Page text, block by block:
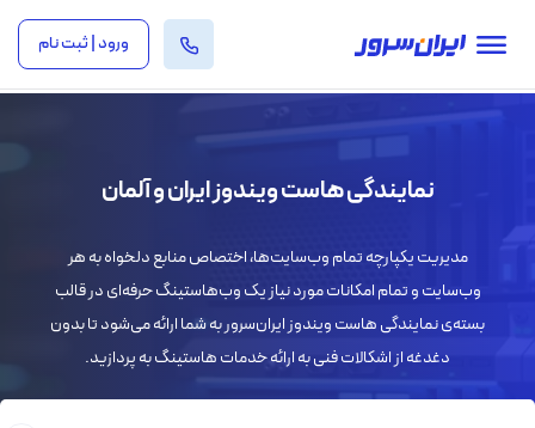
ورود | ثبت نام
نمایندگی هاست ویندوز ایران و آلمان
مدیریت یکپارچه تمام وب‌سایت‌ها، اختصاص منابع دلخواه به هر
وب‌سایت و تمام امکانات مورد نیاز یک وب‌هاستینگ حرفه‌ای در قالب
بسته‌ی نمایندگی هاست ویندوز ایران‌سرور به شما ارائه می‌شود تا بدون
دغدغه از اشکالات فنی به ارائه خدمات هاستینگ به پردازید.